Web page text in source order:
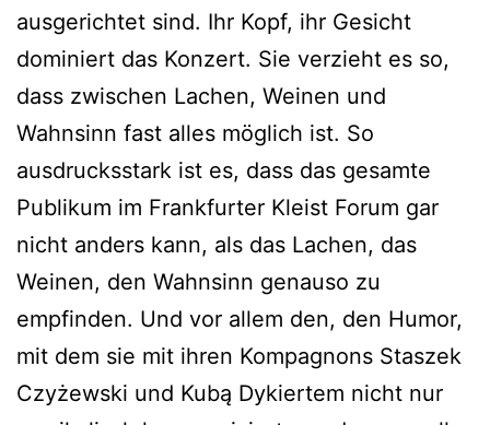
ausgerichtet sind. Ihr Kopf, ihr Gesicht
dominiert das Konzert. Sie verzieht es so,
dass zwischen Lachen, Weinen und
Wahnsinn fast alles möglich ist. So
ausdrucksstark ist es, dass das gesamte
Publikum im Frankfurter Kleist Forum gar
nicht anders kann, als das Lachen, das
Weinen, den Wahnsinn genauso zu
empfinden. Und vor allem den, den Humor,
mit dem sie mit ihren Kompagnons Staszek
Czyżewski und Kubą Dykiertem nicht nur